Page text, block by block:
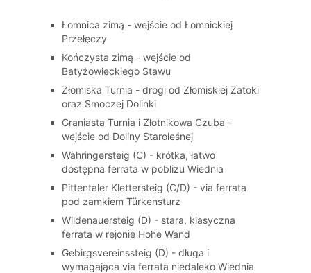
Łomnica zimą - wejście od Łomnickiej
Przełęczy
Kończysta zimą - wejście od
Batyżowieckiego Stawu
Złomiska Turnia - drogi od Złomiskiej Zatoki
oraz Smoczej Dolinki
Graniasta Turnia i Złotnikowa Czuba -
wejście od Doliny Staroleśnej
Währingersteig (C) - krótka, łatwo
dostępna ferrata w pobliżu Wiednia
Pittentaler Klettersteig (C/D) - via ferrata
pod zamkiem Türkensturz
Wildenauersteig (D) - stara, klasyczna
ferrata w rejonie Hohe Wand
Gebirgsvereinssteig (D) - długa i
wymagająca via ferrata niedaleko Wiednia